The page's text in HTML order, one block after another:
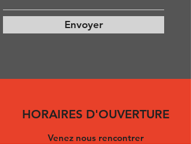
Envoyer
HORAIRES D'OUVERTURE
Venez nous rencontrer